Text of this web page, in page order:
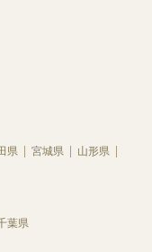
県 宮城県
山形県
葉県